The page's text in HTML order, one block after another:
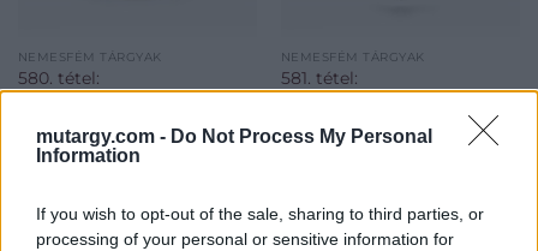
mutargy.com - Do Not Process My Personal
Information
If you wish to opt-out of the sale, sharing to third parties, or
processing of your personal or sensitive information for
NEMESFÉM TÁRGYAK
580. tétel:
Goszmann György
174 g. Kerek talpon körte
formájú edény széles
NEMESFÉM TÁRGYAK
581. tétel:
769 g.
Ampolna Ezüst, 769 g.
Trébelt és poncolt,